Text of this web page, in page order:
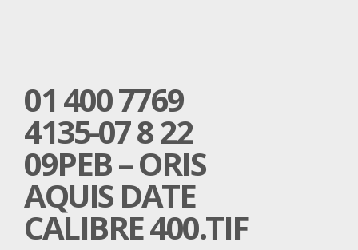
01 400 7769
4135-07 8 22
09PEB – ORIS
AQUIS DATE
CALIBRE 400.TIF